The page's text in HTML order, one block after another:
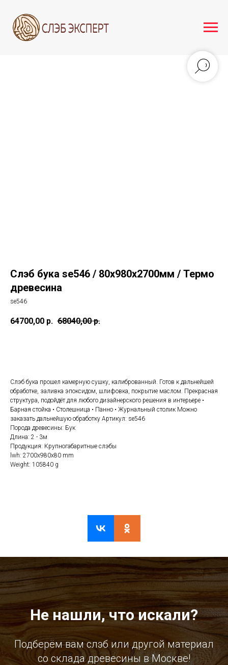
Слэб бука se546 / 80х980х2700мм / Термо
древесина
se546
64700,00 р. 68040,00 р.
Слэб бука прошел камерную сушку, калиброванный. Готов к дальнейшей
обработке, заливка эпоксидом, шлифовка, покрытие маслом. Прекрасная
структура, подойдёт для любого дизайнерского решения в интерьере •
Барная стойка • Столешница • Панно • Журнальный столик Можно
заказать дальнейшую обработку Артикул: se546
Порода древесины: Бук
Длина: 2 - 3м
Продукция: Крупногабаритные слэбы
lwh: 2700x980x80 mm
Weight: 105840 g
Не нашли, что искали?
Подберём вам слэб или другой материал
со склада древесины в Москве!